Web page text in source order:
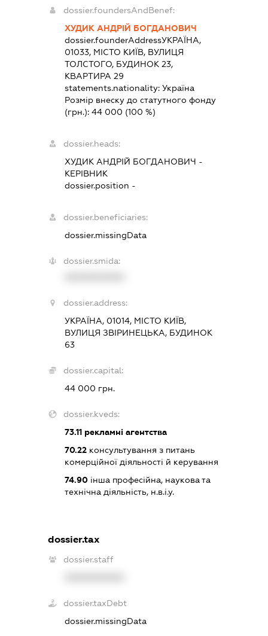
dossier.foundersAndBenef:
ХУДИК АНДРІЙ БОГДАНОВИЧ
dossier.founderAddressУКРАЇНА,
01033, МІСТО КИЇВ, ВУЛИЦЯ
ТОЛСТОГО, БУДИНОК 23,
КВАРТИРА 29
statements.nationality: Україна
Розмір внеску до статутного фонду
(грн.): 44 000 (100 %)
dossier.heads:
ХУДИК АНДРІЙ БОГДАНОВИЧ -
КЕРІВНИК
dossier.position -
dossier.beneficiaries:
dossier.missingData
dossier.smida:
dossier.address:
УКРАЇНА, 01014, МІСТО КИЇВ,
ВУЛИЦЯ ЗВІРИНЕЦЬКА, БУДИНОК
63
dossier.capital:
44 000 грн.
dossier.kveds:
73.11рекламні агентства
70.22консультування з питань
комерційної діяльності й керування
74.90інша професійна, наукова та
технічна діяльність, н.в.і.у.
dossier.tax
dossier.staff
dossier.taxDebt
dossier.missingData